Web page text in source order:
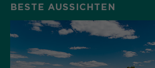
BESTE AUSSICHTEN